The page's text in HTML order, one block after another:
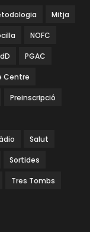
Mitja
NOFC
PGAC
Centre
Preinscripció
Salut
Sortides
Tres Tombs